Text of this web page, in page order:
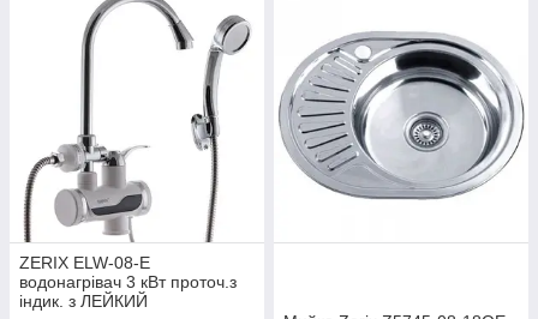
ZERIX ELW-08-E
водонагрівач 3 кВт проточ.з
індик. з ЛЕЙКИЙ